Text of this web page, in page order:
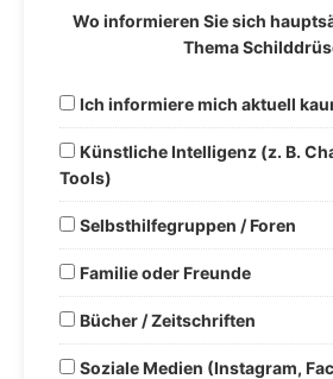
Wo informieren Sie sich
Thema
Ich informiere mich aktuell
Künstliche Intelligenz (z. B.
Tools)
Selbsthilfegruppen / Foren
Familie oder Freunde
Bücher / Zeitschriften
Soziale Medien (Instagram,